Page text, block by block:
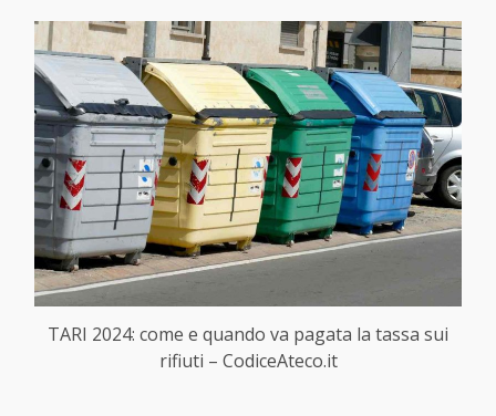
TARI 2024: come e quando va pagata la tassa sui
rifiuti – CodiceAteco.it